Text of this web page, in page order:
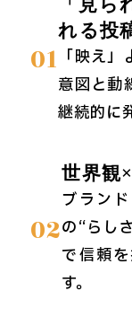
01
「見
れる投
「映え
意図と動
継続的に
02
世界観
ブラン
の“らし
で信頼
す。